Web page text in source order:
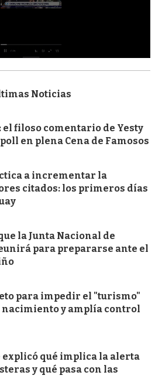
Noticias
el filoso comentario de Yesty
en plena Cena de Famosos
a incrementar la
citados: los primeros días
la Junta Nacional de
para prepararse ante el
para impedir el "turismo"
nacimiento y amplía control
qué implica la alerta
y qué pasa con las